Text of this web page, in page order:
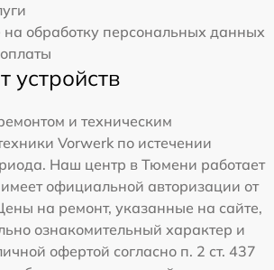
на обработку персональных данных
устройств
и техническим
Vorwerk по истечении
Наш центр в Тюмени работает
официальной авторизации от
на ремонт, указанные на сайте,
ознакомительный характер и
офертой согласно п. 2 ст. 437